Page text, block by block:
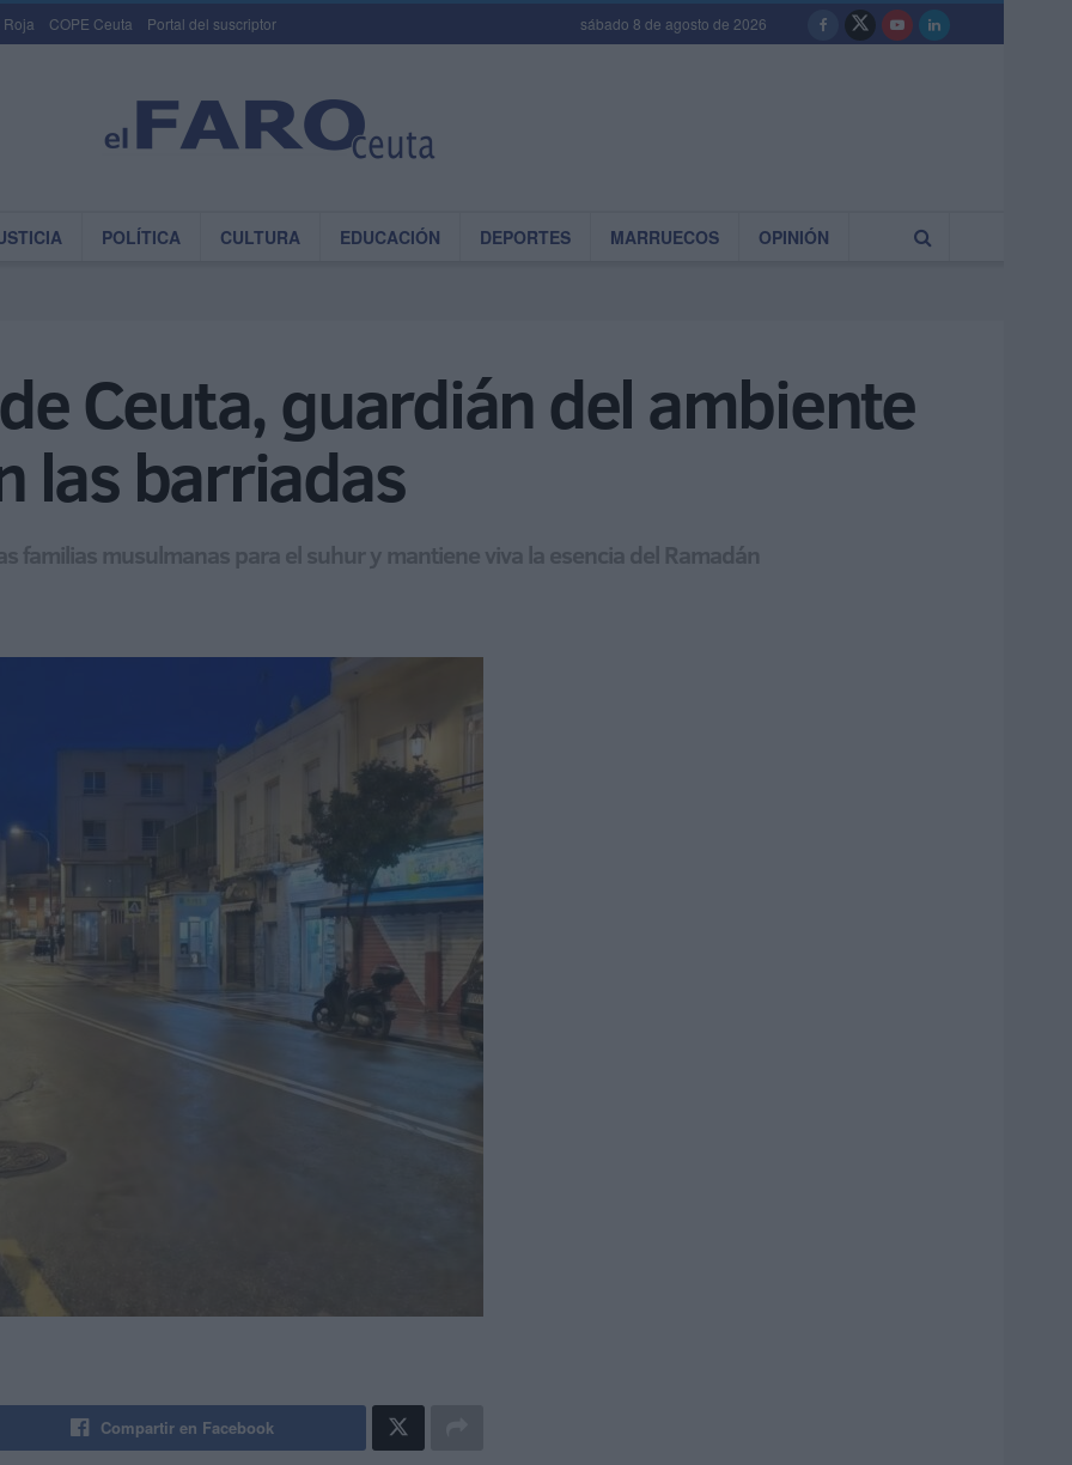
Roja COPE Ceuta Portal del suscriptor sábado 8 de agosto de 2026
POLÍTICA CULTURA EDUCACIÓN DEPORTES MARRUECOS OPINIÓN
Ceuta, guardián del ambiente
las barriadas
familias musulmanas para el suhur y mantiene viva la esencia del Ramadán
Compartir en Facebook